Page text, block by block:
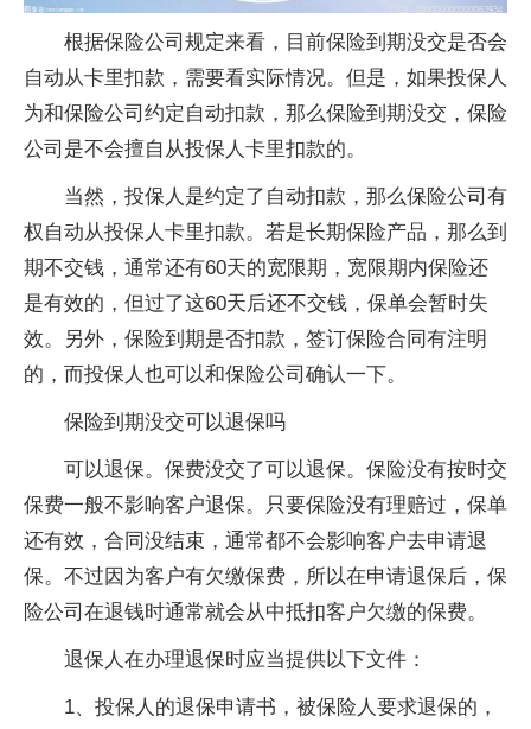
根据保险公司规定来看，目前保险到期没交是否会
自动从卡里扣款，需要看实际情况。但是，如果投保人
为和保险公司约定自动扣款，那么保险到期没交，保险
公司是不会擅自从投保人卡里扣款的。
当然，投保人是约定了自动扣款，那么保险公司有
权自动从投保人卡里扣款。若是长期保险产品，那么到
期不交钱，通常还有60天的宽限期，宽限期内保险还
是有效的，但过了这60天后还不交钱，保单会暂时失
效。另外，保险到期是否扣款，签订保险合同有注明
的，而投保人也可以和保险公司确认一下。
保险到期没交可以退保吗
可以退保。保费没交了可以退保。保险没有按时交
保费一般不影响客户退保。只要保险没有理赔过，保单
还有效，合同没结束，通常都不会影响客户去申请退
保。不过因为客户有欠缴保费，所以在申请退保后，保
险公司在退钱时通常就会从中抵扣客户欠缴的保费。
退保人在办理退保时应当提供以下文件：
1、投保人的退保申请书，被保险人要求退保的，